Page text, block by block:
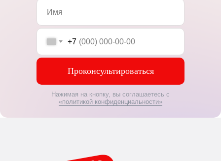
+7
Проконсультироваться
Нажимая на кнопку, вы соглашаетесь с
«политикой конфиденциальности»